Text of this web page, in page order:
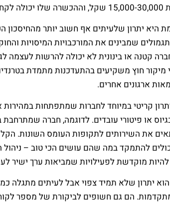
היא יתרון שלעיתים אף חשוב יותר
שמבינים את המורכבויות המיסויות
קטנה או בינונית לא יכולה להרשות
מיקור חוץ משקיעים בהתעדכנות מתמדת
ארגונים אחרים.
קריטי במיוחד לחברות שמתפתחות
או פיטורי עובדים. לדוגמה, חברה
את השירותים לתקופות העומס השונות.
להתמקד במה שהם עושים הכי טוב –
מוקדשת לפעילויות שמביאות ערך ישיר
יתרון שלא תמיד צפוי אבל לעיתים מתגלה
הם גם חשופים לביקורת של מספר